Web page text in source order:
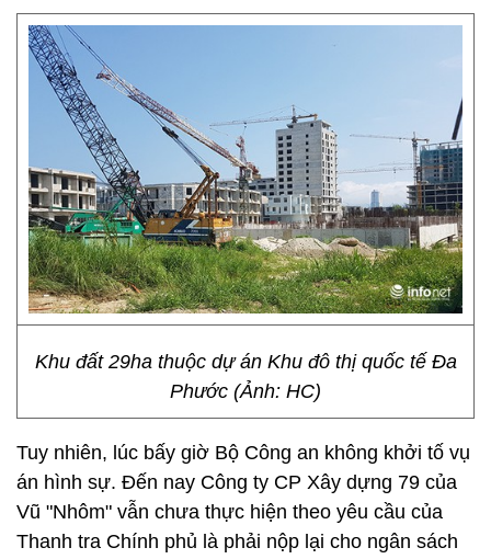
Khu đất 29ha thuộc dự án Khu đô thị quốc tế Đa
Phước (Ảnh: HC)
Tuy nhiên, lúc bấy giờ Bộ Công an không khởi tố vụ
án hình sự. Đến nay Công ty CP Xây dựng 79 của
Vũ "Nhôm" vẫn chưa thực hiện theo yêu cầu của
Thanh tra Chính phủ là phải nộp lại cho ngân sách